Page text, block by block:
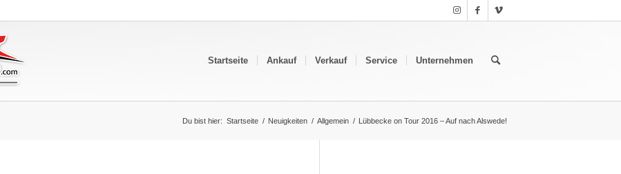
Startseite Ankauf Verkauf Service Unternehmen
Du bist hier: Startseite / Neuigkeiten / Allgemein / Lübbecke on Tour 2016 – Auf nach Alswede!